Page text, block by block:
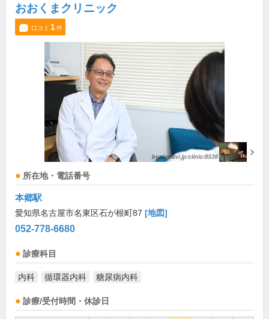
おおくまクリニック
口コミ 1件
所在地・電話番号
本郷駅
愛知県名古屋市名東区石が根町87 [地図]
052-778-6680
診療科目
内科 循環器内科 糖尿病内科
診療/受付時間・休診日